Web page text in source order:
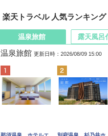
楽天トラベル 人気ランキング
温泉旅館
温泉旅館 更新日時：2026/08/09 15:00
露天風呂